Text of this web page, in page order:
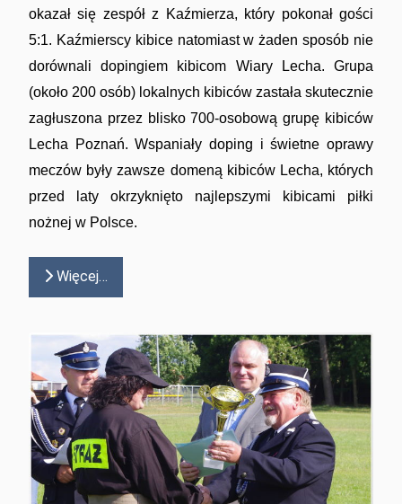
okazał się zespół z Kaźmierza, który pokonał gości
5:1. Kaźmierscy kibice natomiast w żaden sposób nie
dorównali dopingiem kibicom Wiary Lecha. Grupa
(około 200 osób) lokalnych kibiców zastała skutecznie
zagłuszona przez blisko 700-osobową grupę kibiców
Lecha Poznań. Wspaniały doping i świetne oprawy
meczów były zawsze domeną kibiców Lecha, których
przed laty okrzyknięto najlepszymi kibicami piłki
nożnej w Polsce.
Więcej…